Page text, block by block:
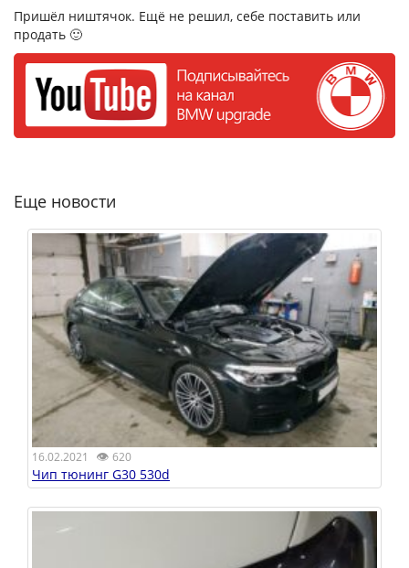
Пришёл ништячок. Ещё не решил, себе поставить или
продать 🙂
Еще новости
16.02.2021 👁 620
Чип тюнинг G30 530d